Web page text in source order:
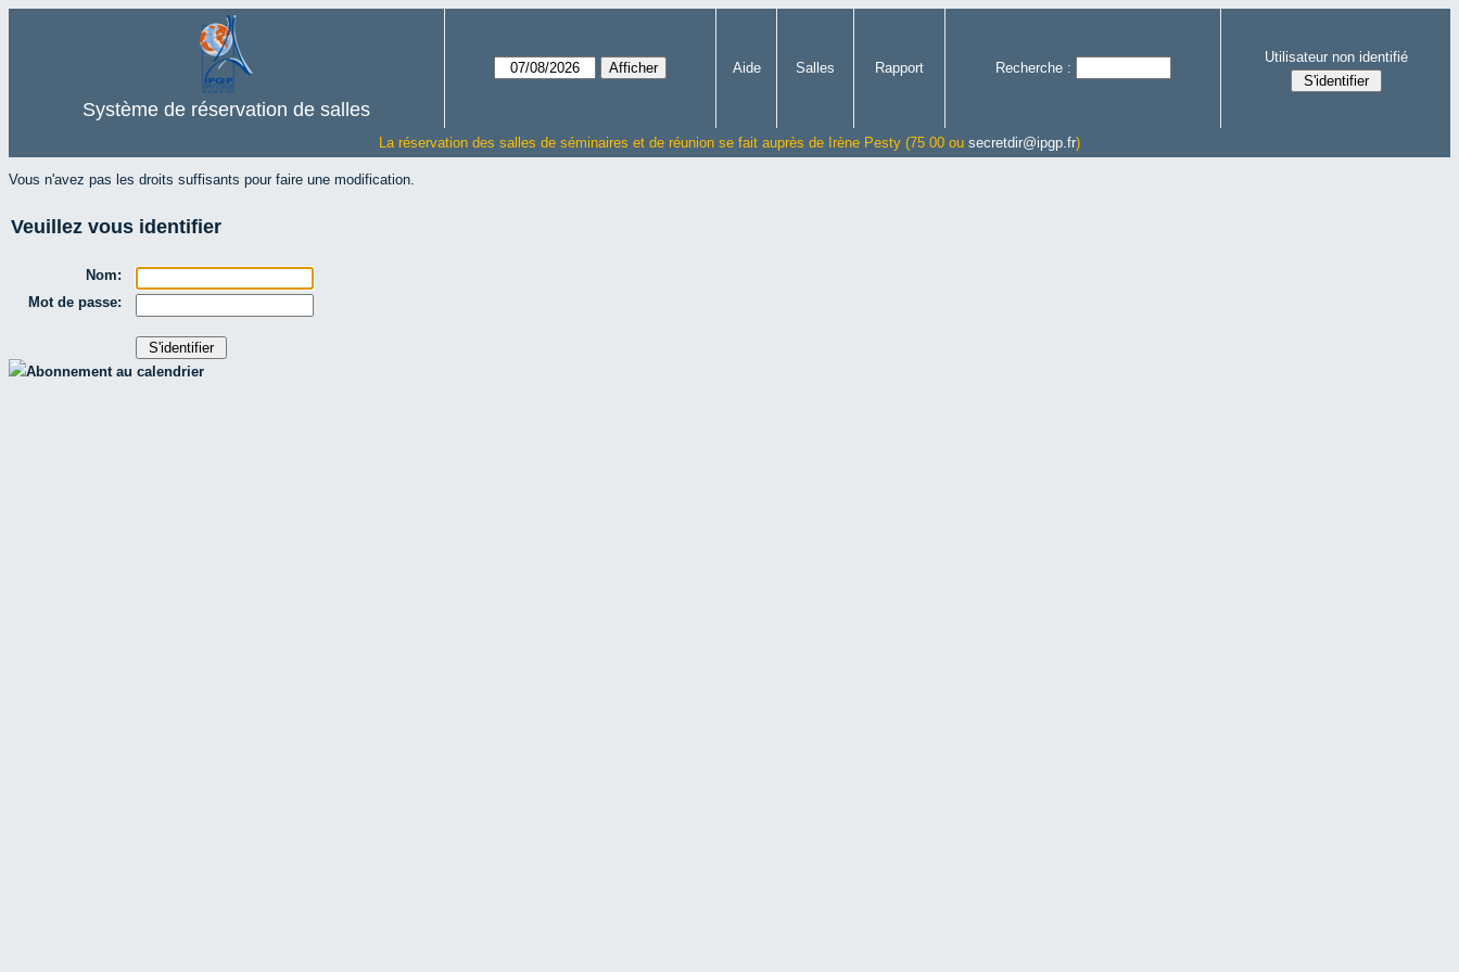
Système de réservation de salles
Aide Salles Rapport Recherche :
Utilisateur non identifié
La réservation des salles de séminaires et de réunion se fait auprès de Irène Pesty (75 00 ou secretdir@ipgp.fr)
Vous n'avez pas les droits suffisants pour faire une modification.
Veuillez vous identifier
Nom:
Mot de passe:
Abonnement au calendrier